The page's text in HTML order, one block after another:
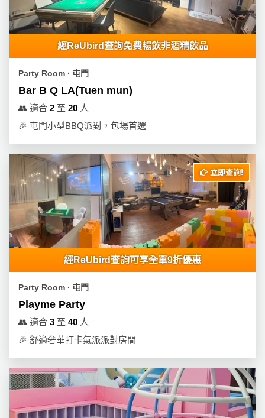
經ReUbird查詢免費暢飲非酒精飲品
Party Room ∙ 屯門
Bar B Q LA(Tuen mun)
👥 適合 2 至 20 人
🎉 屯門小型BBQ派對，包場首選
立即查詢!
經ReUbird查詢可享全單9折優惠
Party Room ∙ 屯門
Playme Party
👥 適合 3 至 40 人
🎉 舒適奢華打卡氣派派對房間